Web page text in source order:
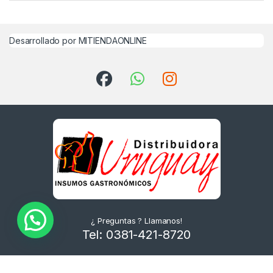
Desarrollado por MITIENDAONLINE
¿ Preguntas ? Llamanos!
Tel: 0381-421-8720